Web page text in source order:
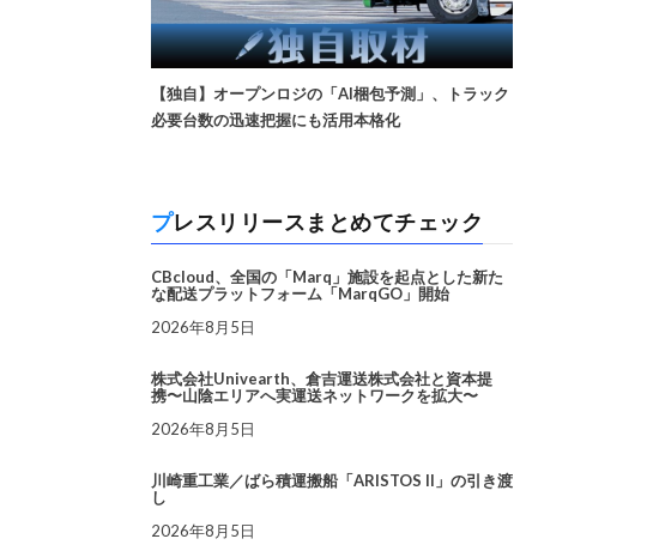
【独自】オープンロジの「AI梱包予測」、トラック
必要台数の迅速把握にも活用本格化
プレスリリースまとめてチェック
CBcloud、全国の「Marq」施設を起点とした新た
な配送プラットフォーム「MarqGO」開始
2026年8月5日
株式会社Univearth、倉吉運送株式会社と資本提
携〜山陰エリアへ実運送ネットワークを拡大〜
2026年8月5日
川崎重工業／ばら積運搬船「ARISTOS II」の引き渡
し
2026年8月5日